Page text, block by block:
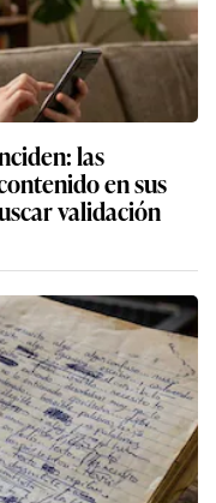
las
en sus
validación